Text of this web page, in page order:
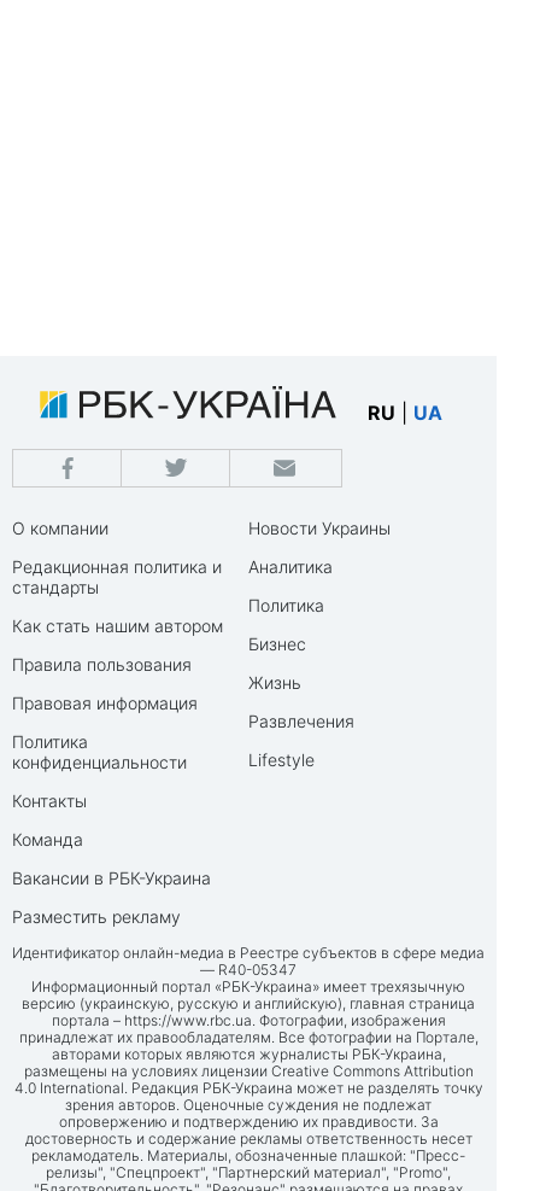
RU UA
О компании
Редакционная политика и
стандарты
Как стать нашим автором
Правила пользования
Правовая информация
Политика
конфиденциальности
Контакты
Команда
Вакансии в РБК-Украина
Разместить рекламу
Новости Украины
Аналитика
Политика
Бизнес
Жизнь
Развлечения
Lifestyle
Идентификатор онлайн-медиа в Реестре субъектов в сфере медиа
— R40-05347
Информационный портал «РБК-Украина» имеет трехязычную
версию (украинскую, русскую и английскую), главная страница
портала – https://www.rbc.ua. Фотографии, изображения
принадлежат их правообладателям. Все фотографии на Портале,
авторами которых являются журналисты РБК-Украина,
размещены на условиях лицензии Creative Commons Attribution
4.0 International. Редакция РБК-Украина может не разделять точку
зрения авторов. Оценочные суждения не подлежат
опровержению и подтверждению их правдивости. За
достоверность и содержание рекламы ответственность несет
рекламодатель. Материалы, обозначенные плашкой: "Пресс-
релизы", "Спецпроект", "Партнерский материал", "Promo",